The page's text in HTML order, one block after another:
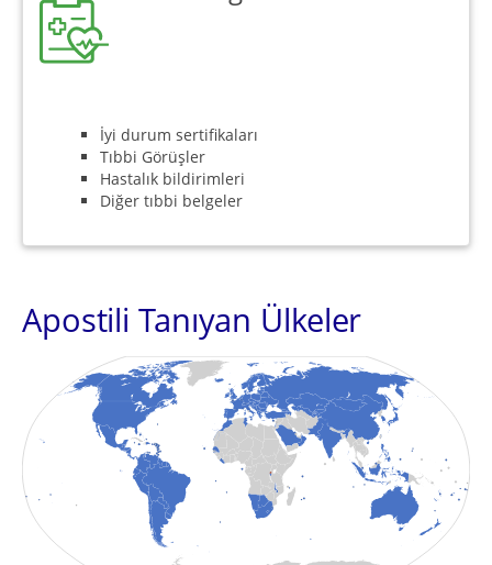
İyi durum sertifikaları
Tıbbi Görüşler
Hastalık bildirimleri
Diğer tıbbi belgeler
Apostili Tanıyan Ülkeler